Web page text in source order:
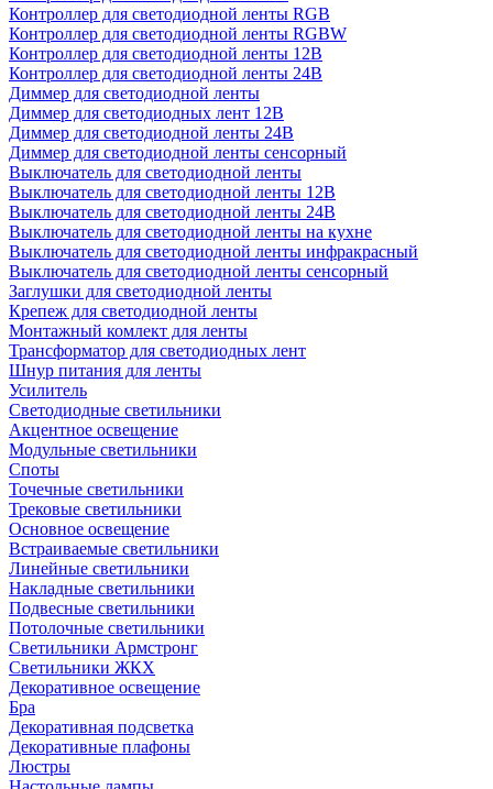
Контроллер для светодиодной ленты RGB
Контроллер для светодиодной ленты RGBW
Контроллер для светодиодной ленты 12В
Контроллер для светодиодной ленты 24В
Диммер для светодиодной ленты
Диммер для светодиодных лент 12В
Диммер для светодиодной ленты 24В
Диммер для светодиодной ленты сенсорный
Выключатель для светодиодной ленты
Выключатель для светодиодной ленты 12В
Выключатель для светодиодной ленты 24В
Выключатель для светодиодной ленты на кухне
Выключатель для светодиодной ленты инфракрасный
Выключатель для светодиодной ленты сенсорный
Заглушки для светодиодной ленты
Крепеж для светодиодной ленты
Монтажный комлект для ленты
Трансформатор для светодиодных лент
Шнур питания для ленты
Усилитель
Светодиодные светильники
Акцентное освещение
Модульные светильники
Споты
Точечные светильники
Трековые светильники
Основное освещение
Встраиваемые светильники
Линейные светильники
Накладные светильники
Подвесные светильники
Потолочные светильники
Светильники Армстронг
Светильники ЖКХ
Декоративное освещение
Бра
Декоративная подсветка
Декоративные плафоны
Люстры